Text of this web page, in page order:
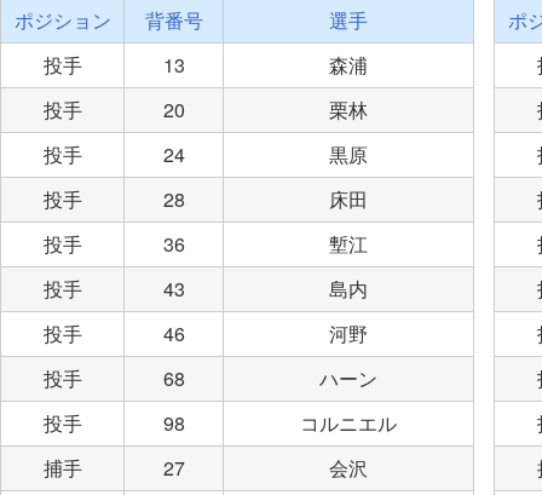
ポジション 背番号
選手
投手
13
森浦
投手
20
栗林
投手
24
黒原
投手
28
床田
投手
36
塹江
投手
43
島内
投手
46
河野
投手
68
ハーン
投手
98
コルニエル
捕手
27
会沢
ポ